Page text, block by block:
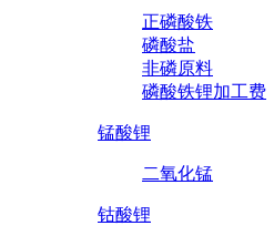
正磷酸铁
磷酸盐
非磷原料
磷酸铁锂加工费
锰酸锂
二氧化锰
钴酸锂